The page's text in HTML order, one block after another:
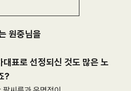
원중님을
표로 선정되신 것도 많은 노
?